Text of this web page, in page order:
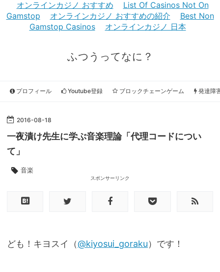
オンラインカジノ おすすめ
List Of Casinos Not On
Gamstop
オンラインカジノ おすすめの紹介
Best Non
Gamstop Casinos
オンラインカジノ 日本
ふつうってなに？
プロフィール Youtube登録 ブロックチェーンゲーム 発達障
2016-08-18
一夜漬け先生に学ぶ音楽理論「代理コードについ
て」
音楽
スポンサーリンク
ども！キヨスイ（@kiyosui_goraku）です！